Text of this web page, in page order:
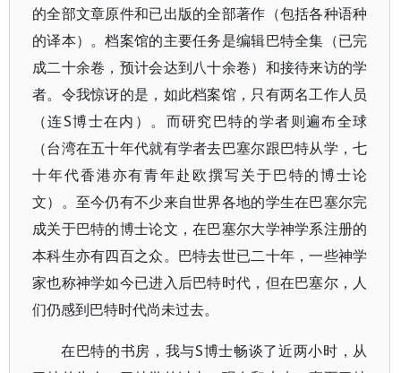
的全部文章原件和已出版的全部著作（包括各种语种
的译本）。档案馆的主要任务是编辑巴特全集（已完
成二十余卷，预计会达到八十余卷）和接待来访的学
者。令我惊讶的是，如此档案馆，只有两名工作人员
（连S博士在内）。而研究巴特的学者则遍布全球
（台湾在五十年代就有学者去巴塞尔跟巴特从学，七
十年代香港亦有青年赴欧撰写关于巴特的博士论
文）。至今仍有不少来自世界各地的学生在巴塞尔完
成关于巴特的博士论文，在巴塞尔大学神学系注册的
本科生亦有四百之众。巴特去世已二十年，一些神学
家也称神学如今已进入后巴特时代，但在巴塞尔，人
们仍感到巴特时代尚未过去。
在巴特的书房，我与S博士畅谈了近两小时，从